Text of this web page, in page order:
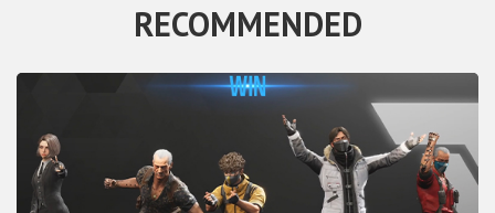
RECOMMENDED